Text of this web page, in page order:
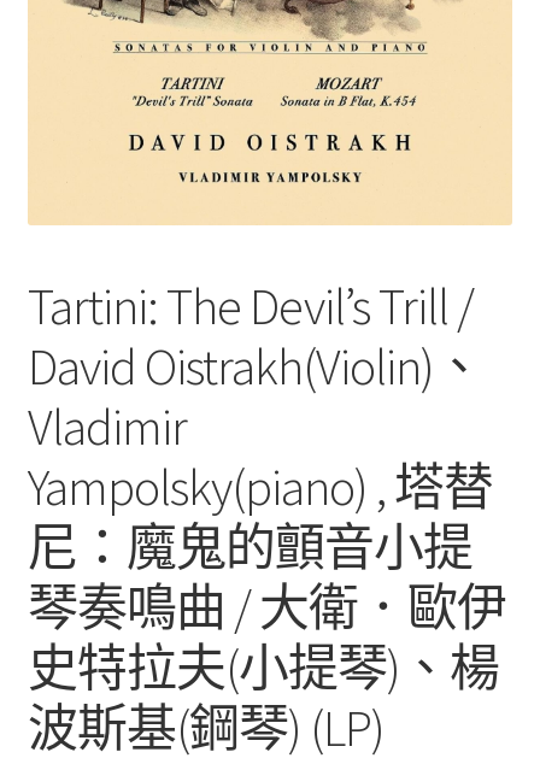
Tartini: The Devil’s Trill /
David Oistrakh(Violin)、
Vladimir
Yampolsky(piano) , 塔替
尼：魔鬼的顫音小提
琴奏鳴曲 / 大衛．歐伊
史特拉夫(小提琴)、楊
波斯基(鋼琴) (LP)